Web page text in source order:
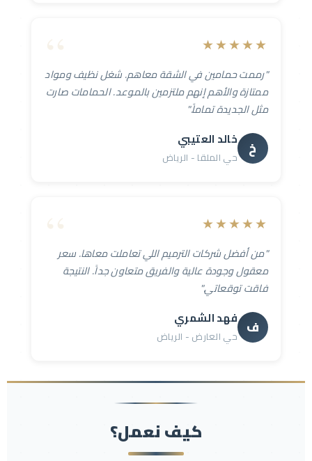
★★★★★
"رممت حمامين في الشقة معاهم. شغل نظيف ومواد
ممتازة والأهم إنهم ملتزمين بالموعد. الحمامات صارت
مثل الجديدة تماماً."
خ خالد العتيبي
حي الملقا - الرياض
★★★★★
"من أفضل شركات الترميم اللي تعاملت معاها. سعر
معقول وجودة عالية والفريق متعاون جداً. النتيجة
فاقت توقعاتي."
ف فهد الشمري
حي العارض - الرياض
كيف نعمل؟